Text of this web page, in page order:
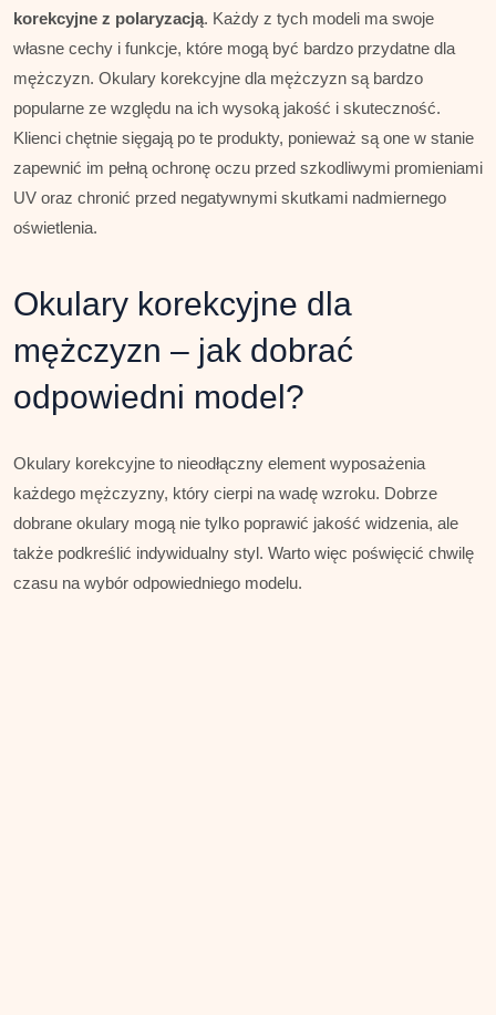
korekcyjne z polaryzacją. Każdy z tych modeli ma swoje
własne cechy i funkcje, które mogą być bardzo przydatne dla
mężczyzn. Okulary korekcyjne dla mężczyzn są bardzo
popularne ze względu na ich wysoką jakość i skuteczność.
Klienci chętnie sięgają po te produkty, ponieważ są one w stanie
zapewnić im pełną ochronę oczu przed szkodliwymi promieniami
UV oraz chronić przed negatywnymi skutkami nadmiernego
oświetlenia.
Okulary korekcyjne dla
mężczyzn – jak dobrać
odpowiedni model?
Okulary korekcyjne to nieodłączny element wyposażenia
każdego mężczyzny, który cierpi na wadę wzroku. Dobrze
dobrane okulary mogą nie tylko poprawić jakość widzenia, ale
także podkreślić indywidualny styl. Warto więc poświęcić chwilę
czasu na wybór odpowiedniego modelu.